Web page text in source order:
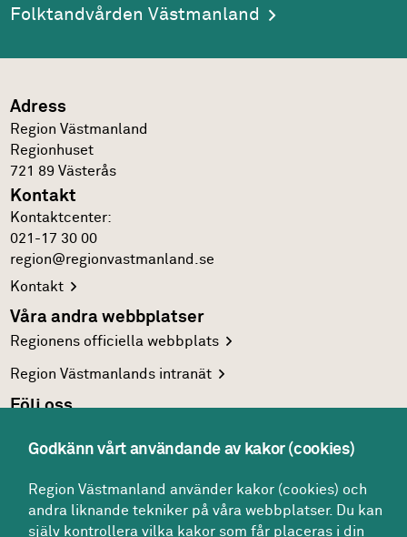
Folktandvården Västmanland
Adress
Region Västmanland
Regionhuset
721 89 Västerås
Kontakt
Kontakt­center:
021-17 30 00
region@regionvastmanland.se
Kontakt
Våra andra webbplatser
Regionens officiellawebbplats
Region Västmanlandsintranät
Följ oss
Twitter
Youtube
Godkänn vårt användande av kakor (cookies)
Region Västmanland använder kakor (cookies) och
andra liknande tekniker på våra webbplatser. Du kan
själv kontrollera vilka kakor som får placeras i din